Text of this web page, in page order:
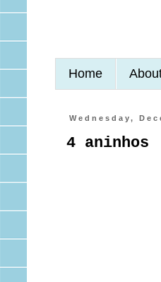
Home
Wednesday,
4 aninhos